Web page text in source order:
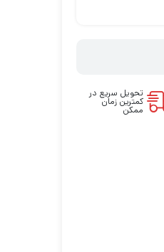
تحویل سریع در
کمترین زمان
ممکن